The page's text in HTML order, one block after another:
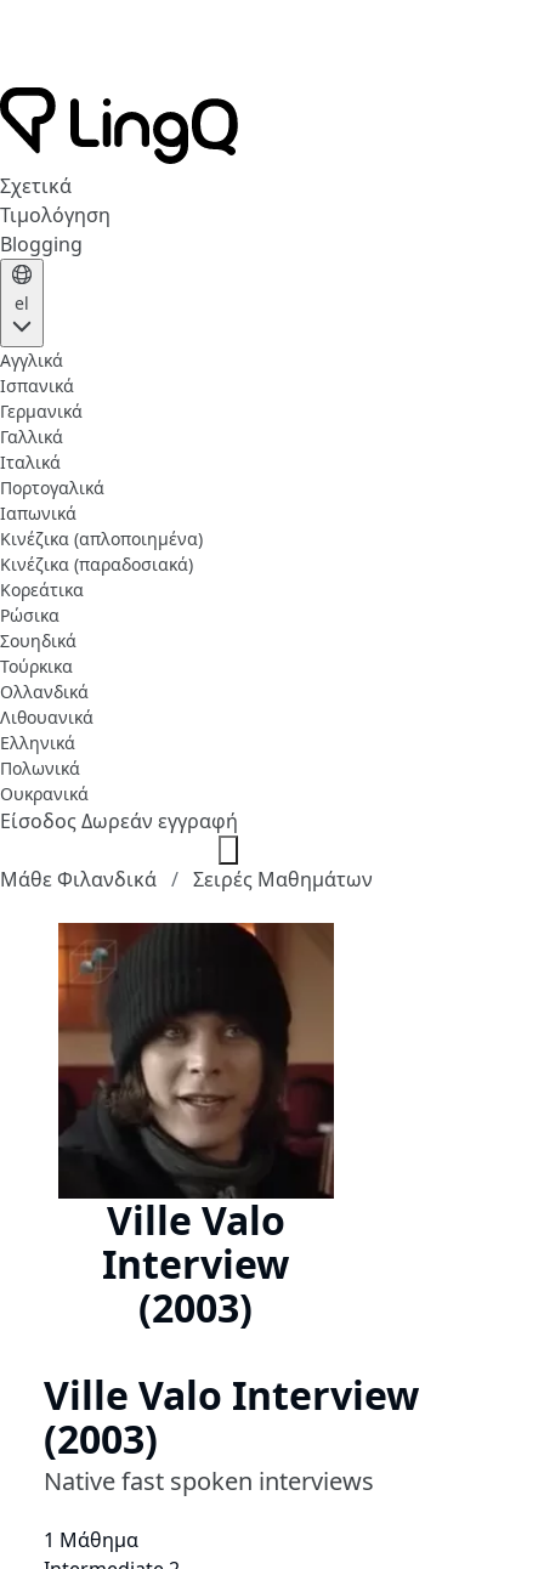
Σχετικά
Τιμολόγηση
Blogging
el
Αγγλικά
Ισπανικά
Γερμανικά
Γαλλικά
Ιταλικά
Πορτογαλικά
Ιαπωνικά
Κινέζικα (απλοποιημένα)
Κινέζικα (παραδοσιακά)
Κορεάτικα
Ρώσικα
Σουηδικά
Τούρκικα
Ολλανδικά
Λιθουανικά
Ελληνικά
Πολωνικά
Ουκρανικά
ΕίσοδοςΔωρεάν εγγραφή
Μάθε Φιλανδικά Σειρές Μαθημάτων
Ville Valo
Interview
(2003)
Ville Valo Interview
(2003)
Native fast spoken interviews
1 Μάθημα